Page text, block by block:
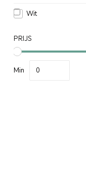
Wit
PRIJS
Min